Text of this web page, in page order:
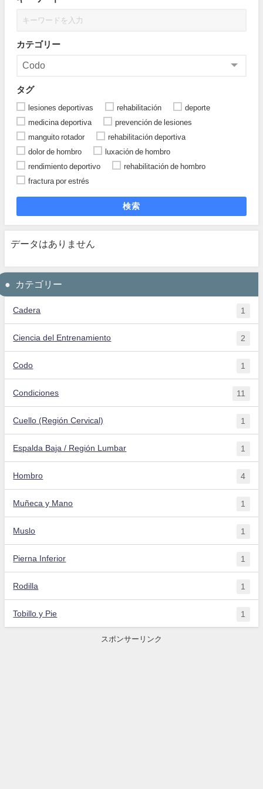
カテゴリー
タグ
lesiones deportivas rehabilitación
deporte
medicina deportiva
prevención de lesiones
manguito rotador
rehabilitación deportiva
dolor de hombro
luxación de hombro
rendimiento deportivo
rehabilitación de hombro
fractura por estrés
検索
データはありません
カテゴリー
Cadera 1
Ciencia del Entrenamiento 2
Codo 1
Condiciones 11
Cuello (Región Cervical) 1
Espalda Baja / Región Lumbar 1
Hombro 4
Muñeca y Mano 1
Muslo 1
Pierna Inferior 1
Rodilla 1
Tobillo y Pie 1
スポンサーリンク